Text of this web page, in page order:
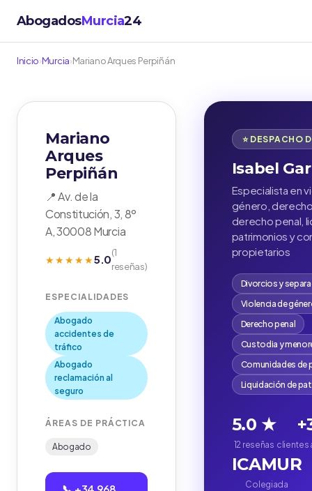
AbogadosMurcia24
Inicio›Murcia›Mariano Arques Perpiñán
Mariano
Arques
Perpiñán
📍 Av. de la
Constitución, 3, 8º
A, 30008 Murcia
★★★★★5.0(1
reseñas)
ESPECIALIDADES
Abogado
accidentes de
tráfico
Abogado
reclamación al
seguro
ÁREAS DE PRÁCTICA
Abogado
⭐ DESPACHO
Isabel
Especialista en
género,
derecho penal,
patrimonios y
propietarios
Divorcios y
Violencia de
Derecho penal
Custodia y
Comunidades de
Liquidación de
5.0 ★
12 reseñas clientes
ICAMUR
Colegiada